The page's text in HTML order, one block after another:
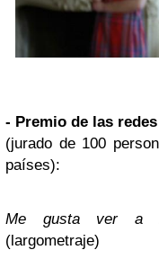
- Premio de las
(jurado de 100
países):
Me gusta ver a
(largometraje)